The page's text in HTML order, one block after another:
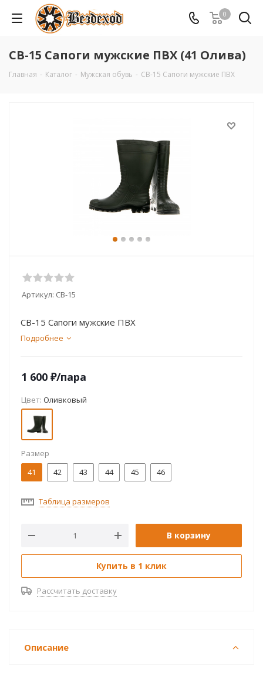
0
СВ-15 Сапоги мужские ПВХ (41 Олива)
Главная - Каталог - Мужская обувь - СВ-15 Сапоги мужские ПВХ
Артикул: СВ-15
СВ-15 Сапоги мужские ПВХ
Подробнее
1 600 ₽/пара
Цвет: Оливковый
Размер
41
42 43 44 45 46
Таблица размеров
В корзину
Купить в 1 клик
Рассчитать доставку
Описание